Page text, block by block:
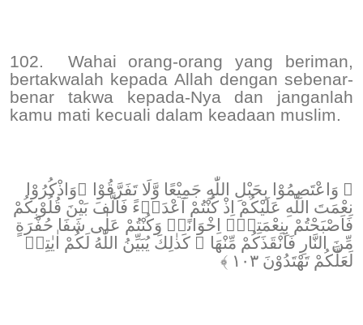
102.
Wahai orang-orang yang beriman,
bertakwalah kepada Allah dengan sebenar-
benar takwa kepada-Nya dan janganlah
kamu mati kecuali dalam keadaan muslim.
﴿ وَاعْتَصِمُوْا بِحَبْلِ اللّٰهِ جَمِيْعًا وَّلَا تَفَرَّقُوْا ۖوَاذْكُرُوْا
نِعْمَتَ اللّٰهِ عَلَيْكُمْ اِذْ كُنْتُمْ اَعْدَاۤءً فَاَلَّفَ بَيْنَ قُلُوْبِكُمْ
فَاَصْبَحْتُمْ بِنِعْمَتِهٖٓ اِخْوَانًاۚ وَكُنْتُمْ عَلٰى شَفَا حُفْرَةٍ
مِّنَ النَّارِ فَاَنْقَذَكُمْ مِّنْهَا ۗ كَذٰلِكَ يُبَيِّنُ اللّٰهُ لَكُمْ اٰيٰتِهٖ
لَعَلَّكُمْ تَهْتَدُوْنَ ١٠٣ ﴾